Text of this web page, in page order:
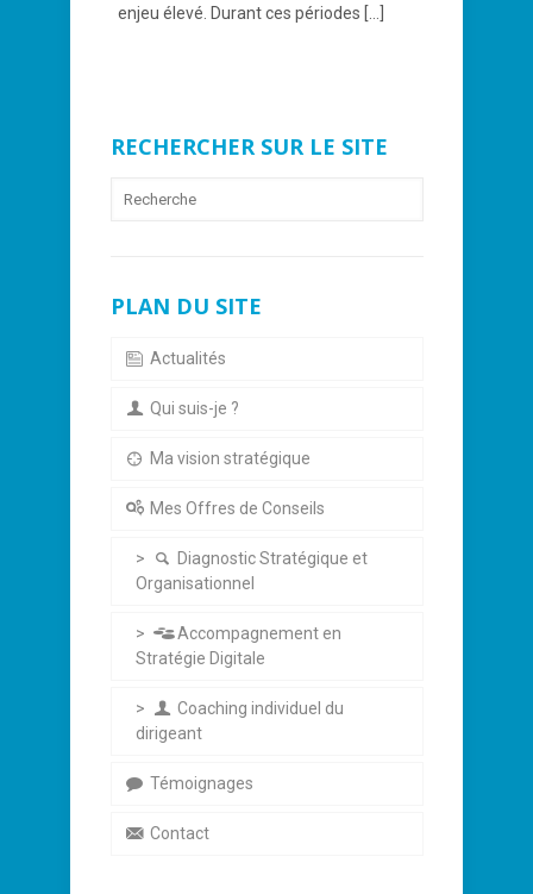
enjeu élevé. Durant ces périodes
RECHERCHER SUR LE SITE
PLAN DU SITE
Actualités
Qui suis-je ?
Ma vision stratégique
Mes Offres de Conseils
Diagnostic Stratégique et
Organisationnel
Accompagnement en
Stratégie Digitale
Coaching individuel du
dirigeant
Témoignages
Contact